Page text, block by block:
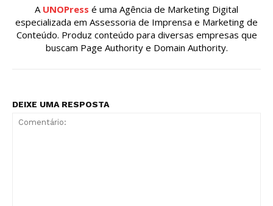
A UNOPress é uma Agência de Marketing Digital
especializada em Assessoria de Imprensa e Marketing de
Conteúdo. Produz conteúdo para diversas empresas que
buscam Page Authority e Domain Authority.
DEIXE UMA RESPOSTA